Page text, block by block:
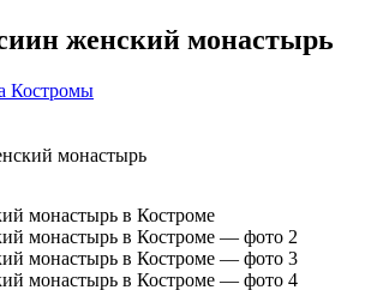
женский монастырь
Костромы
монастырь